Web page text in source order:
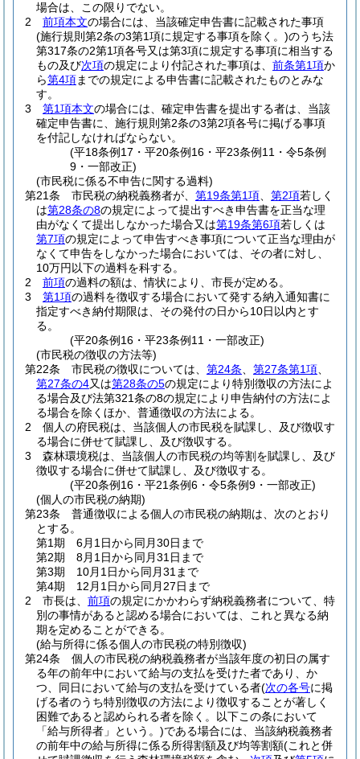
場合は、この限りでない。
2
前項本文の場合には、当該確定申告書に記載された事項
(施行規則第2条の3第1項に規定する事項を除く。)のうち法
第317条の2第1項各号又は第3項に規定する事項に相当する
もの及び次項の規定により付記された事項は、 前条第1項か
ら第4項までの規定による申告書に記載されたものとみな
す。
3
第1項本文の場合には、確定申告書を提出する者は、当該
確定申告書に、施行規則第2条の3第2項各号に掲げる事項
を付記しなければならない。
(平18条例17・平20条例16・平23条例11・令5条例
9・一部改正)
(市民税に係る不申告に関する過料)
第21条
市民税の納税義務者が、 第19条第1項 第2項若しく
は第28条の8の規定によって提出すべき申告書を正当な理
由がなくて提出しなかった場合又は第19条第6項若しくは
第7項の規定によって申告すべき事項について正当な理由が
なくて申告をしなかった場合においては、その者に対し、
10万円以下の過料を科する。
2
前項の過料の額は、情状により、市長が定める。
3
第1項の過料を徴収する場合において発する納入通知書に
指定すべき納付期限は、その発付の日から10日以内とす
る。
(平20条例16・平23条例11・一部改正)
(市民税の徴収の方法等)
第22条
市民税の徴収については、 第24条 第27条第1項
第27条の4又は第28条の5の規定により特別徴収の方法によ
る場合及び法第321条の8の規定により申告納付の方法によ
る場合を除くほか、普通徴収の方法による。
2
個人の府民税は、当該個人の市民税を賦課し、及び徴収す
る場合に併せて賦課し、及び徴収する。
3
森林環境税は、当該個人の市民税の均等割を賦課し、及び
徴収する場合に併せて賦課し、及び徴収する。
(平20条例16・平21条例6・令5条例9・一部改正)
(個人の市民税の納期)
第23条
普通徴収による個人の市民税の納期は、次のとおり
とする。
第1期 6月1日から同月30日まで
第2期 8月1日から同月31日まで
第3期 10月1日から同月31まで
第4期 12月1日から同月27日まで
2
市長は、 前項の規定にかかわらず納税義務者について、特
別の事情があると認める場合においては、これと異なる納
期を定めることができる。
(給与所得に係る個人の市民税の特別徴収)
第24条
個人の市民税の納税義務者が当該年度の初日の属す
る年の前年中において給与の支払を受けた者であり、か
つ、同日において給与の支払を受けている者(次の各号に掲
げる者のうち特別徴収の方法により徴収することが著しく
困難であると認められる者を除く。以下この条において
「給与所得者」という。)である場合には、当該納税義務者
の前年中の給与所得に係る所得割額及び均等割額(これと併